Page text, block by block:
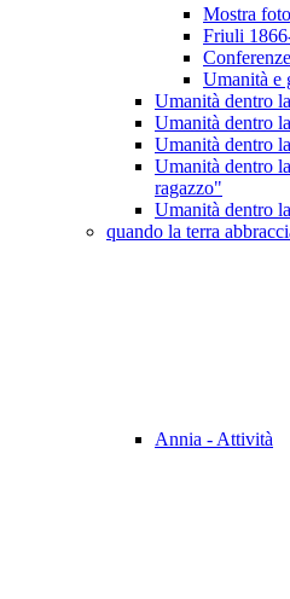
Mostra
Friuli
Umanità e
Umanità dentro
Umanità dentro
Umanità dentro
Umanità dentro
ragazzo"
Umanità dentro
quando la terra
Annia - Attività